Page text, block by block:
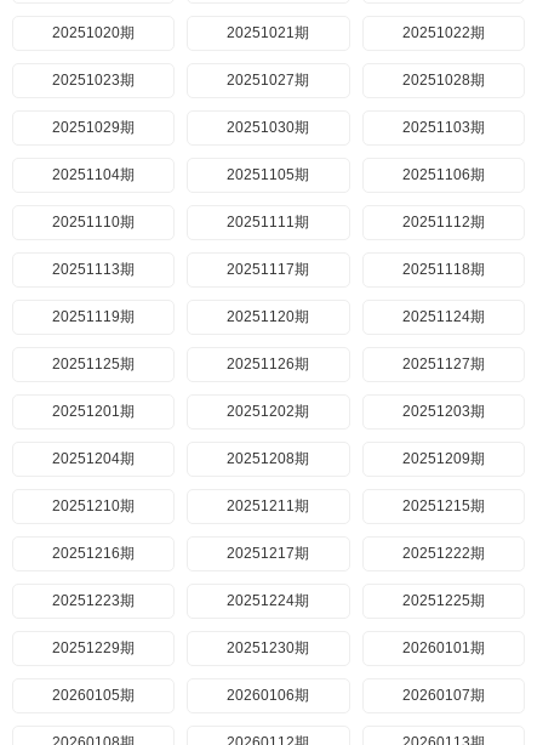
20251020期 20251021期 20251022期
20251023期 20251027期 20251028期
20251029期 20251030期 20251103期
20251104期 20251105期 20251106期
20251110期 20251111期 20251112期
20251113期 20251117期 20251118期
20251119期 20251120期 20251124期
20251125期 20251126期 20251127期
20251201期 20251202期 20251203期
20251204期 20251208期 20251209期
20251210期 20251211期 20251215期
20251216期 20251217期 20251222期
20251223期 20251224期 20251225期
20251229期 20251230期 20260101期
20260105期 20260106期 20260107期